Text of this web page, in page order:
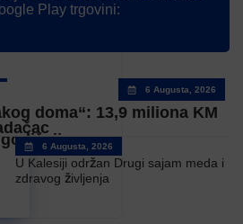
Play trgovini:
6 Augusta, 2026
doma“: 13,9 miliona KM
6 Augusta, 2026
U Kalesiji održan Drugi sajam meda i
zdravog življenja